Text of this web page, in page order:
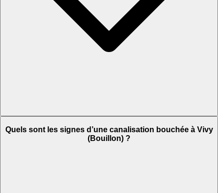
Quels sont les signes d’une canalisation bouchée à Vivy
(Bouillon) ?